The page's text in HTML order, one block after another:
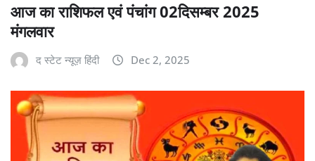
आज का राशिफल एवं पंचांग 02दिसम्बर 2025
मंगलवार
द स्टेट न्यूज़ हिंदी Dec 2, 2025